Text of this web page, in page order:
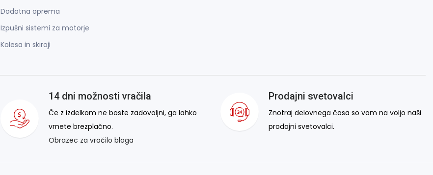
Dodatna oprema
Izpušni sistemi za motorje
Kolesa in skiroji
14 dni možnosti vračila
Če z izdelkom ne boste zadovoljni, ga lahko
vrnete brezplačno.
Obrazec za vračilo blaga
Prodajni svetovalci
Znotraj delovnega časa so vam na voljo naši
prodajni svetovalci.